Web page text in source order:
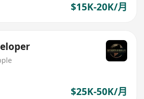
$15K-20K/月
$25K-50K/月